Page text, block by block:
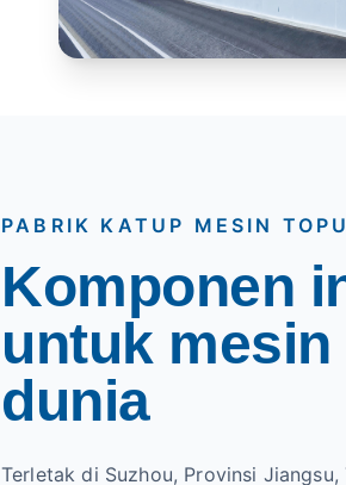
PABRIK KATUP MESIN TOPU
Komponen
untuk
dunia
Terletak di Suzhou, Provinsi